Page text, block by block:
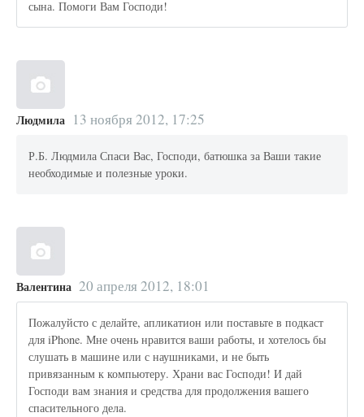
сына. Помоги Вам Господи!
Людмила 13 ноября 2012, 17:25
Р.Б. Людмила Спаси Вас, Господи, батюшка за Ваши такие
необходимые и полезные уроки.
Валентина 20 апреля 2012, 18:01
Пожалуйсто с делайте, апликатион или поставьте в подкаст
для iPhone. Мне очень нравится ваши работы, и хотелось бы
слушать в машине или с наушниками, и не быть
привязанным к компьютеру. Храни вас Господи! И дай
Господи вам знания и средства для продолжения вашего
спасительного дела.